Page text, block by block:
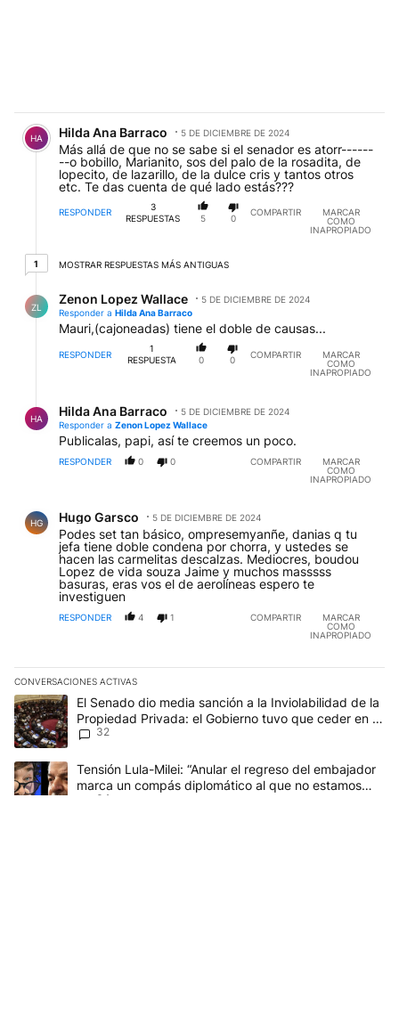
HA Hilda Ana Barraco 5 DE DICIEMBRE DE 2024
Más allá de que no se sabe si el senador es atorr------
--o bobillo, Marianito, sos del palo de la rosadita, de
lopecito, de lazarillo, de la dulce cris y tantos otros
etc. Te das cuenta de qué lado estás???
RESPONDER
3
RESPUESTAS
5 0
COMPARTIR
MARCAR
COMO
INAPROPIADO
11 respuesta más antiguas
MOSTRAR RESPUESTAS MÁS ANTIGUAS
ZL
Zenon Lopez Wallace
5 DE DICIEMBRE DE 2024
Responder a Hilda Ana Barraco
Mauri,(cajoneadas) tiene el doble de causas...
RESPONDER
1
RESPUESTA
0 0
COMPARTIR
MARCAR
COMO
INAPROPIADO
HA
Hilda Ana Barraco
5 DE DICIEMBRE DE 2024
Responder a Zenon Lopez Wallace
Publicalas, papi, así te creemos un poco.
RESPONDER 0 0 COMPARTIR
MARCAR
COMO
INAPROPIADO
HG Hugo Garsco 5 DE DICIEMBRE DE 2024
Podes set tan básico, ompresemyanñe, danias q tu
jefa tiene doble condena por chorra, y ustedes se
hacen las carmelitas descalzas. Mediocres, boudou
Lopez de vida souza Jaime y muchos masssss
basuras, eras vos el de aerolíneas espero te
investiguen
RESPONDER 4 1 COMPARTIR
MARCAR
COMO
INAPROPIADO
CONVERSACIONES ACTIVAS
Este listado muestra los artículos con más comentarios en los
Un artículo de tendencia con el título "El Senado dio media
El Senado dio media sanción a la Inviolabilidad de la
Propiedad Privada: el Gobierno tuvo que ceder en la
Ley del Manejo del Fuego
32
Un artículo de tendencia con el título "Tensión Lula-Milei:
Tensión Lula-Milei: “Anular el regreso del embajador
marca un compás diplomático al que no estamos
34